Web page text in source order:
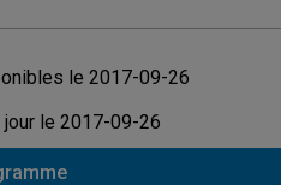
le 2017-09-26
le 2017-09-26